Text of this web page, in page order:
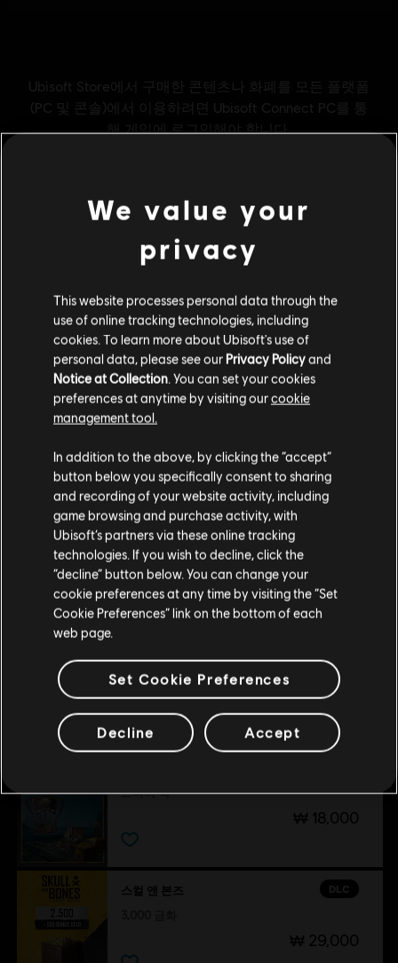
일반 정보
퍼블리셔:Ubisoft
개발사:Ubisoft Singapore
출시일:2026/05/12
특별한 치장품과 2,500 금화, 그리고 보너스 500 금화를 받으
서 선박 및 선장을 꾸밀 수 있는 치장품 등 여러 아이템을 구매하는
데 사용할 수 있습니다.
약물
플랫폼: PC (디지털)
RPG,오픈월드,액션/어드벤처,협동,멀티플레이어
PC 환경:이 콘텐츠를 플레이하려면 Ubisoft 계정과 Ubisoft
Connect 프로그램을 설치해야 합니다.
© 2026 Ubisoft Entertainment. All Rights Reserved. Skull
unregistered trademarks of Ubisoft Entertainment in the
US and/or other countries.
더 보기
추가 콘텐츠
₩ 71,000
스타터 팩
₩ 18,000
DLC
스컬 앤 본즈
₩ 29,000
고객님은 미국에 위치하고 있다고 생각합니다.
구매를 위해 로컬 지역의 상점을 방문하십시오.
현재 스토어 유지
위치 업데이트
We value your
privacy
This website processes personal data through the
use of online tracking technologies, including
cookies. To learn more about Ubisoft's use of
personal data, please see our Privacy Policyand
Notice at Collection . You can set your cookies
preferences at anytime by visiting ourcookie
management tool.
In addition to the above, by clicking the “accept”
button below you specifically consent to sharing
and recording of your website activity, including
game browsing and purchase activity, with
Ubisoft’s partners via these online tracking
technologies. If you wish to decline, click the
“decline” button below. You can change your
cookie preferences at any time by visiting the “Set
Cookie Preferences” link on the bottom of each
web page.
Set Cookie Preferences
Decline Accept